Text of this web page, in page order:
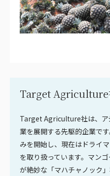
Target Agriculture
Target Agriculture社は、ア
業を展開する先駆的企業で
みを開始し、現在はドライ
を取り扱っています。マン
が絶妙な「マハチャノック